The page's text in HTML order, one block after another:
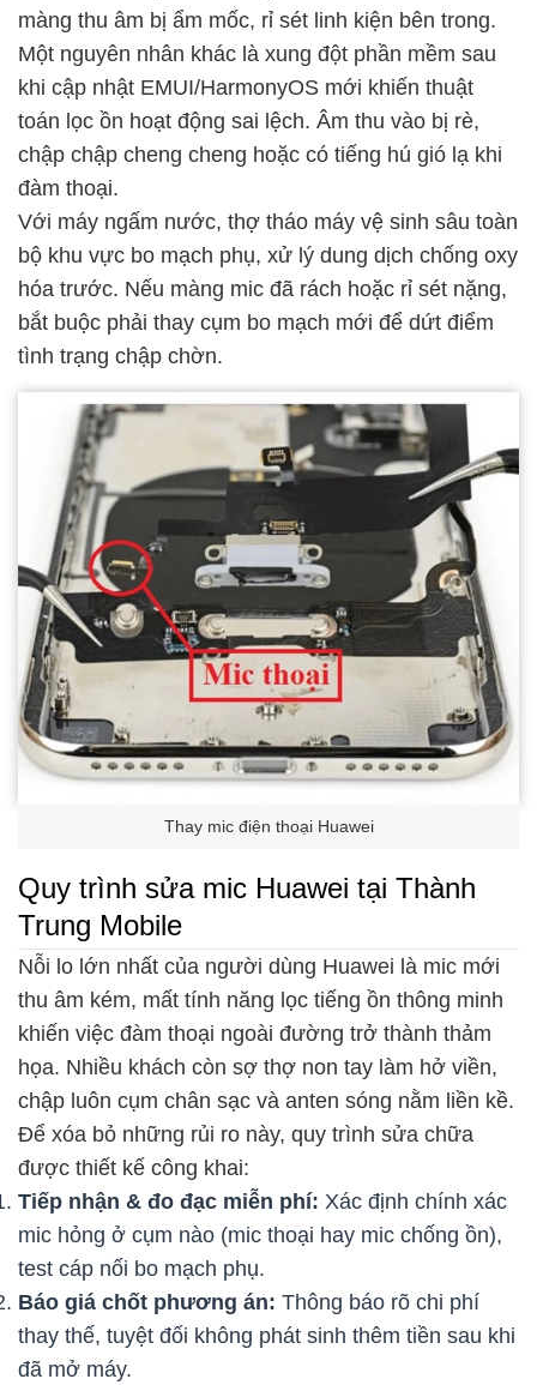
màng thu âm bị ẩm mốc, rỉ sét linh kiện bên trong.
Một nguyên nhân khác là xung đột phần mềm sau
khi cập nhật EMUI/HarmonyOS mới khiến thuật
toán lọc ồn hoạt động sai lệch. Âm thu vào bị rè,
chập chập cheng cheng hoặc có tiếng hú gió lạ khi
đàm thoại.
Với máy ngấm nước, thợ tháo máy vệ sinh sâu toàn
bộ khu vực bo mạch phụ, xử lý dung dịch chống oxy
hóa trước. Nếu màng mic đã rách hoặc rỉ sét nặng,
bắt buộc phải thay cụm bo mạch mới để dứt điểm
tình trạng chập chờn.
Thay mic điện thoại Huawei
Quy trình sửa mic Huawei tại Thành
Trung Mobile
Nỗi lo lớn nhất của người dùng Huawei là mic mới
thu âm kém, mất tính năng lọc tiếng ồn thông minh
khiến việc đàm thoại ngoài đường trở thành thảm
họa. Nhiều khách còn sợ thợ non tay làm hở viền,
chập luôn cụm chân sạc và anten sóng nằm liền kề.
Để xóa bỏ những rủi ro này, quy trình sửa chữa
được thiết kế công khai:
Tiếp nhận & đo đạc miễn phí: Xác định chính xác
mic hỏng ở cụm nào (mic thoại hay mic chống ồn),
test cáp nối bo mạch phụ.
Báo giá chốt phương án: Thông báo rõ chi phí
thay thế, tuyệt đối không phát sinh thêm tiền sau khi
đã mở máy.